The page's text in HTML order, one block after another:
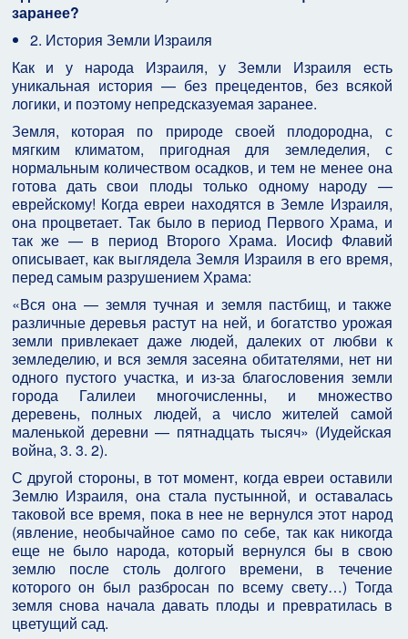
заранее?
2. История Земли Израиля
Как и у народа Израиля, у Земли Израиля есть
уникальная история — без прецедентов, без всякой
логики, и поэтому непредсказуемая заранее.
Земля, которая по природе своей плодородна, с
мягким климатом, пригодная для земледелия, с
нормальным количеством осадков, и тем не менее она
готова дать свои плоды только одному народу —
еврейскому! Когда евреи находятся в Земле Израиля,
она процветает. Так было в период Первого Храма, и
так же — в период Второго Храма. Иосиф Флавий
описывает, как выглядела Земля Израиля в его время,
перед самым разрушением Храма:
«Вся она — земля тучная и земля пастбищ, и также
различные деревья растут на ней, и богатство урожая
земли привлекает даже людей, далеких от любви к
земледелию, и вся земля засеяна обитателями, нет ни
одного пустого участка, и из-за благословения земли
города Галилеи многочисленны, и множество
деревень, полных людей, а число жителей самой
маленькой деревни — пятнадцать тысяч» (Иудейская
война, 3. 3. 2).
С другой стороны, в тот момент, когда евреи оставили
Землю Израиля, она стала пустынной, и оставалась
таковой все время, пока в нее не вернулся этот народ
(явление, необычайное само по себе, так как никогда
еще не было народа, который вернулся бы в свою
землю после столь долгого времени, в течение
которого он был разбросан по всему свету…) Тогда
земля снова начала давать плоды и превратилась в
цветущий сад.